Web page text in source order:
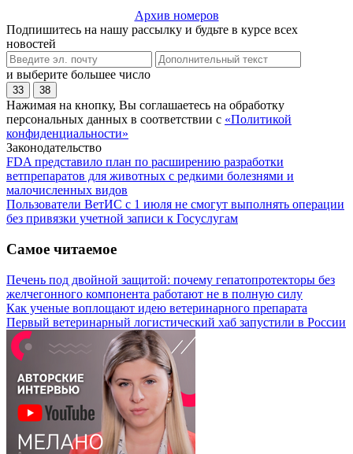
Архив номеров
Подпишитесь на нашу рассылку и будьте в курсе всех
новостей
и выберите большее число
33 38
Нажимая на кнопку, Вы соглашаетесь на обработку
персональных данных в соответствии с «Политикой
конфиденциальности»
Законодательство
FDA представило план по расширению разработки
ветпрепаратов для животных с редкими болезнями и
малочисленных видов
Пользователи ВетИС с 1 июля не смогут выполнять операции
без привязки учетной записи к Госуслугам
Самое читаемое
Печень под двойной защитой: почему гепатопротекторы без
желчегонного компонента работают не в полную силу
Как ученые воплощают идею ветеринарного препарата
Первый ветеринарный логистический хаб запустили в России